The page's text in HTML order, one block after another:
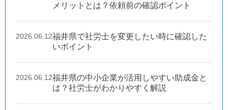
メリットとは？依頼前の確認ポイント
2026.06.12福井県で社労士を変更したい時に確認した
いポイント
2026.06.12福井県の中小企業が活用しやすい助成金と
は？社労士がわかりやすく解説